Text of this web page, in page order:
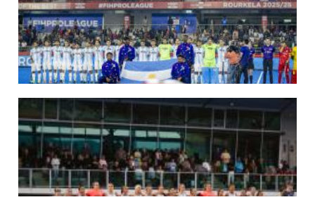
Del 15 al 30 de agosto disputarán el Mundial 2026 en Países Bajos y Bélgica.
LEER MÁS
29/05/2026
LOS LEONES CONVOCADOS PARA LA VENTANA EUROPEA DE P...
En junio, el seleccionado nacional disputará las últimas dos ventanas de Pro
League 2025-26 en Inglaterra y Alemania.
LEER MÁS